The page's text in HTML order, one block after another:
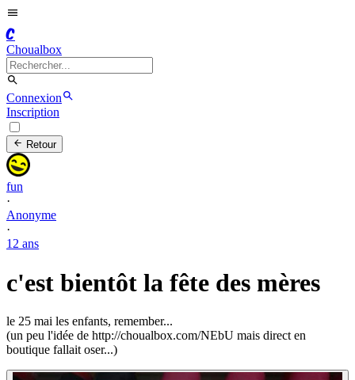
C
Choualbox
Connexion
Inscription
Retour
fun
·
Anonyme
·
12 ans
c'est bientôt la fête des mères
le 25 mai les enfants, remember...
(un peu l'idée de http://choualbox.com/NEbU mais direct en
boutique fallait oser...)